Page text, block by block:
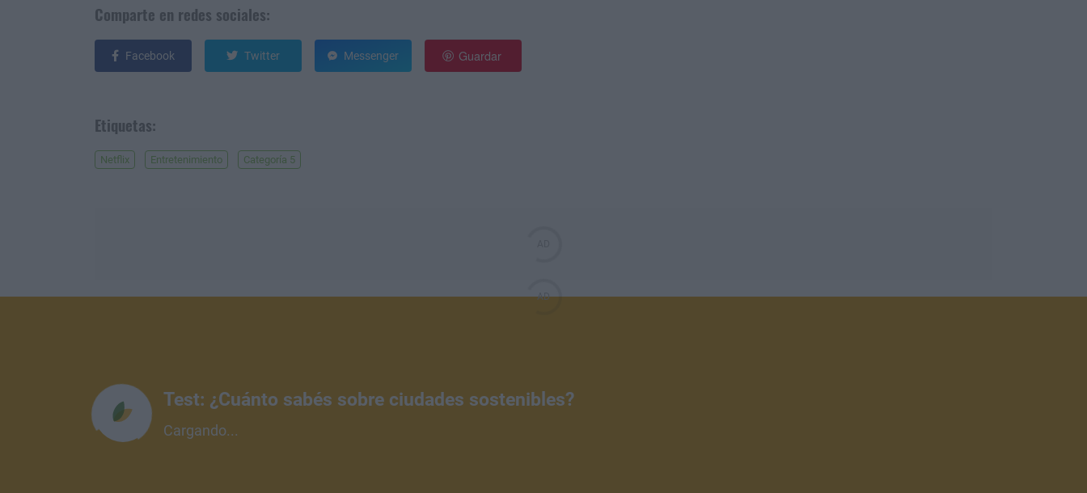
Comparte en redes sociales:
Facebook Twitter Messenger Guardar
Etiquetas:
Netflix Entretenimiento Categoría 5
Test: ¿Cuánto sabés sobre ciudades sostenibles?
Cargando...